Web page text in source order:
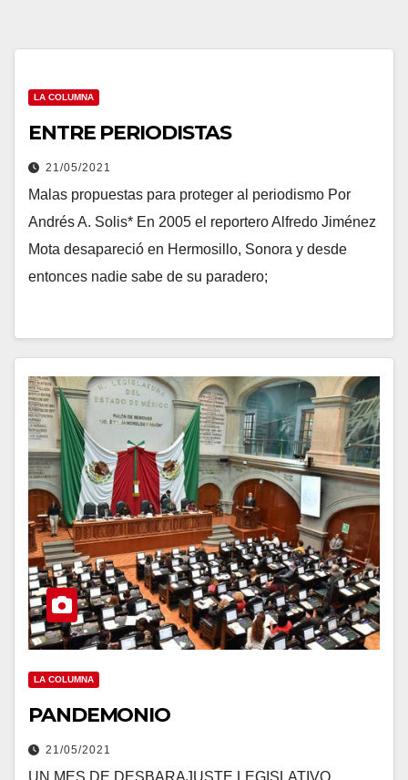
LA COLUMNA
ENTRE PERIODISTAS
21/05/2021
Malas propuestas para proteger al periodismo Por
Andrés A. Solis* En 2005 el reportero Alfredo Jiménez
Mota desapareció en Hermosillo, Sonora y desde
entonces nadie sabe de su paradero;
LA COLUMNA
PANDEMONIO
21/05/2021
UN MES DE DESBARAJUSTE LEGISLATIVO